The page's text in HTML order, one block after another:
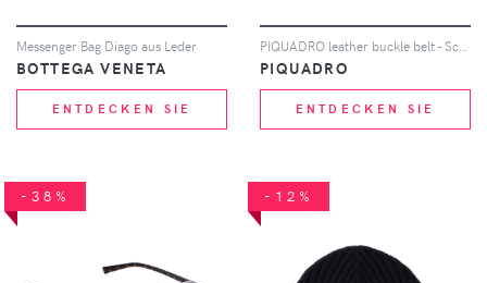
Messenger Bag Diago aus Leder
BOTTEGA VENETA
ENTDECKEN SIE
PIQUADRO
ENTDECKEN SIE
-38% -12%